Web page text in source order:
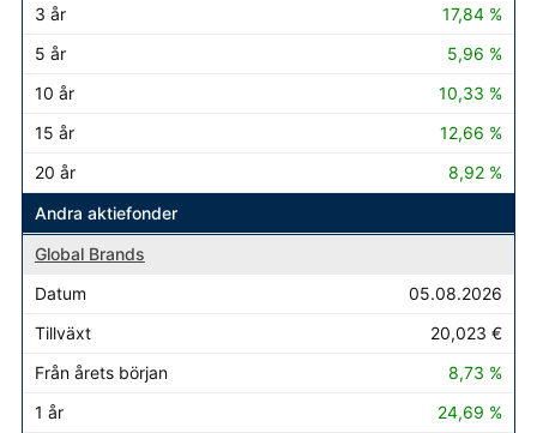
17,84 %
5,96 %
10,33 %
12,66 %
8,92 %
Andra aktiefonder
Global Brands
05.08.2026
20,023 €
8,73 %
24,69 %